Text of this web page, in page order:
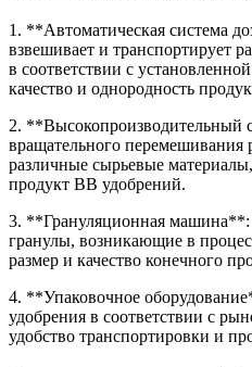
1. **Автоматическая система
взвешивает и транспортирует
в соответствии с
качество и однородность
2. **Высокопроизводительный
вращательного перемешивания
различные сырьевые
продукт BB удобрений.
3. **Грануляционная машина**:
гранулы, возникающие в
размер и качество конечного
4. **Упаковочное
удобрения в соответствии с
удобство транспортировки и